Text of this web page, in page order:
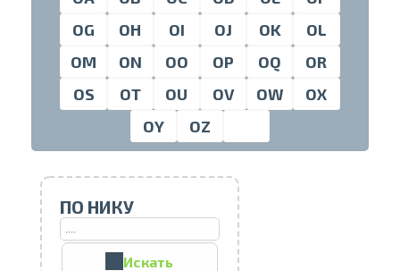
Проведите,
OG
OH OI OJ OK
OL
OM
ON OO OP OQ
OR
OS
OT OU OV OW
OX
OY
OZ
ПО НИКУ
Искать